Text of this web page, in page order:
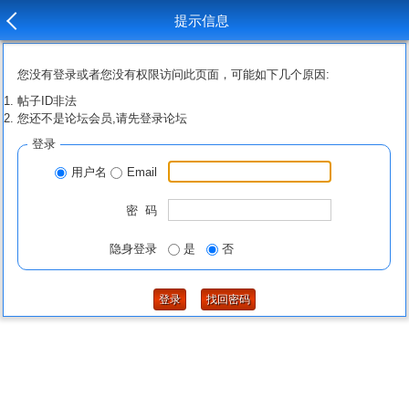
提示信息
您没有登录或者您没有权限访问此页面，可能如下几个原因:
帖子ID非法
您还不是论坛会员,请先登录论坛
登录
用户名 Email
密 码
隐身登录 是 否